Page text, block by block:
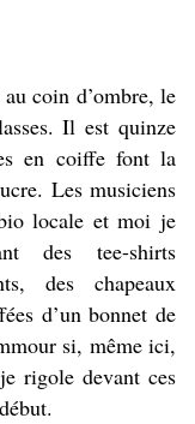
coin d’ombre, le
Il est quinze
en coiffe font la
Les musiciens
locale et moi je
des tee-shirts
des chapeaux
d’un bonnet de
si, même ici,
rigole devant ces